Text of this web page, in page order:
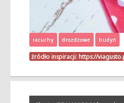
racuchy drożdżowe budyń
źródło inspiracji: https://